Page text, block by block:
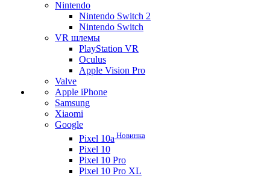
Nintendo
Nintendo Switch 2
Nintendo Switch
VR шлемы
PlayStation VR
Oculus
Apple Vision Pro
Valve
Apple iPhone
Samsung
Xiaomi
Google
Pixel 10a Новинка
Pixel 10
Pixel 10 Pro
Pixel 10 Pro XL